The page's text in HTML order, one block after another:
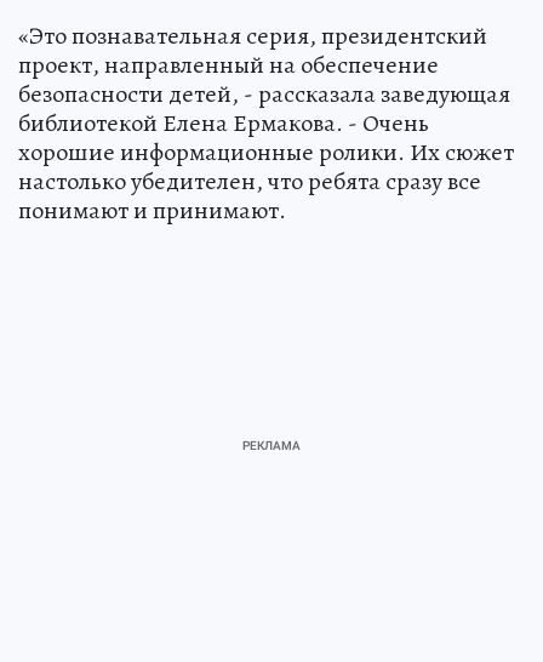
«Это познавательная серия, президентский
проект, направленный на обеспечение
безопасности детей, - рассказала заведующая
библиотекой Елена Ермакова. - Очень
хорошие информационные ролики. Их сюжет
настолько убедителен, что ребята сразу все
понимают и принимают.